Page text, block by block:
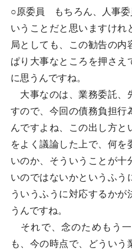
○原委員 もちろん、人事委
いうことだと思いますけれ
局としても、この勧告の内
ぱり大事なところを押さえ
に思うんですね。
大事なのは、業務委託、
すので、今回の債務負担行
んですよね、この出し方と
をよく議論した上で、何を
いのか、そういうことが十
いのではないかというふう
ういうふうに対応するか
うんですね。
それで、念のためもう
も、今の時点で、どうい